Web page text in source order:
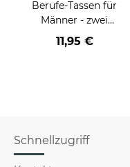
Berufe-Tassen für
Männer - zwei
Farbvarianten
11,95 €
Schnellzugriff